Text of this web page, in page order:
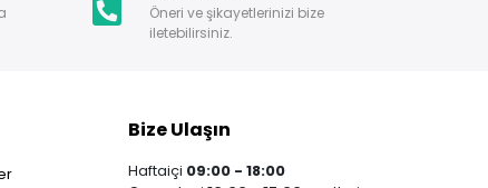
Öneri ve şikayetlerinizi bize
iletebilirsiniz.
Bize Ulaşın
Haftaiçi 09:00 - 18:00